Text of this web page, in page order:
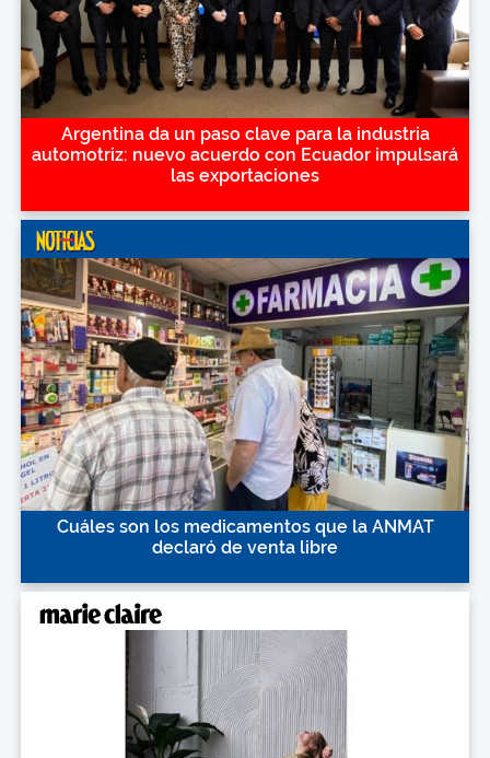
Argentina da un paso clave para la industria
automotriz: nuevo acuerdo con Ecuador impulsará
las exportaciones
Cuáles son los medicamentos que la ANMAT
declaró de venta libre